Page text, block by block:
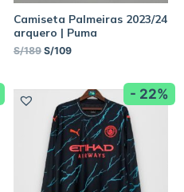
Camiseta Palmeiras 2023/24
arquero | Puma
S/189 S/109
- 22%